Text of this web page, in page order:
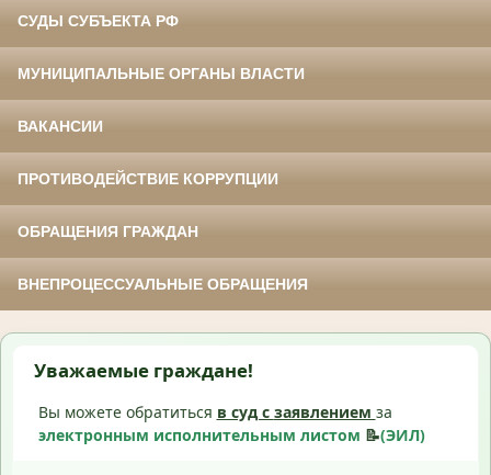
СУДЫ СУБЪЕКТА РФ
МУНИЦИПАЛЬНЫЕ ОРГАНЫ ВЛАСТИ
ВАКАНСИИ
ПРОТИВОДЕЙСТВИЕ КОРРУПЦИИ
ОБРАЩЕНИЯ ГРАЖДАН
ВНЕПРОЦЕССУАЛЬНЫЕ ОБРАЩЕНИЯ
Уважаемые граждане!
Вы можете обратиться в суд с заявлением за
электронным исполнительным листом 📝(ЭИЛ)